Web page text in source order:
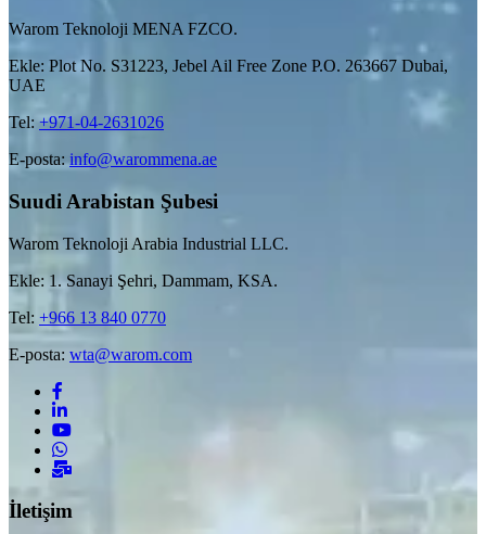
Warom Teknoloji MENA FZCO.
Ekle: Plot No. S31223, Jebel Ail Free Zone P.O. 263667 Dubai,
UAE
Tel:+971-04-2631026
E-posta: info@warommena.ae
Suudi Arabistan Şubesi
Warom Teknoloji Arabia Industrial LLC.
Ekle: 1. Sanayi Şehri, Dammam, KSA.
Tel: +966 13 840 0770
E-posta: wta@warom.com
İletişim